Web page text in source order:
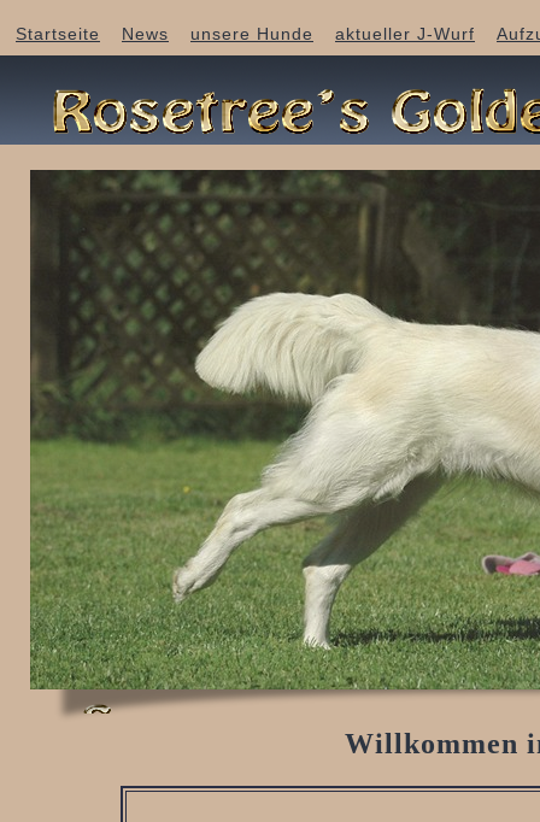
Startseite News unsere Hunde aktueller J-Wurf
Willkommen